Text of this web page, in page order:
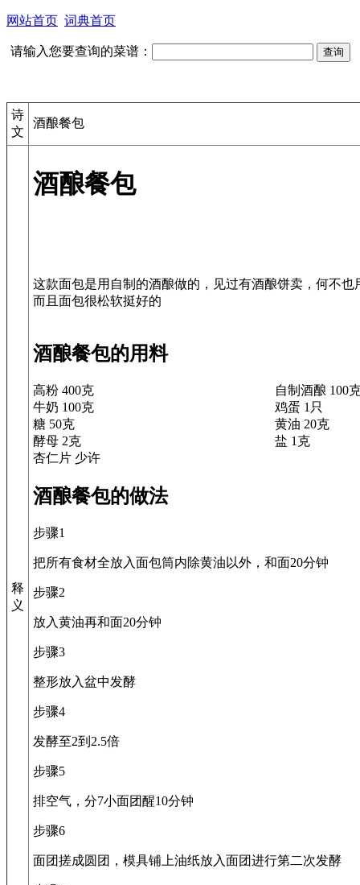
网站首页 词典首页
请输入您要查询的菜谱：
诗
文
酒酿餐包
释
义
酒酿餐包
这款面包是用自制的酒酿做的，见过有酒酿饼卖，何不
而且面包很松软挺好的
酒酿餐包的用料
高粉 400克
自制酒酿 100
牛奶 100克
鸡蛋 1只
糖 50克
黄油 20克
酵母 2克
盐 1克
杏仁片 少许
酒酿餐包的做法
步骤1
把所有食材全放入面包筒内除黄油以外，和面20分钟
步骤2
放入黄油再和面20分钟
步骤3
整形放入盆中发酵
步骤4
发酵至2到2.5倍
步骤5
排空气，分7小面团醒10分钟
步骤6
面团搓成圆团，模具铺上油纸放入面团进行第二次发酵